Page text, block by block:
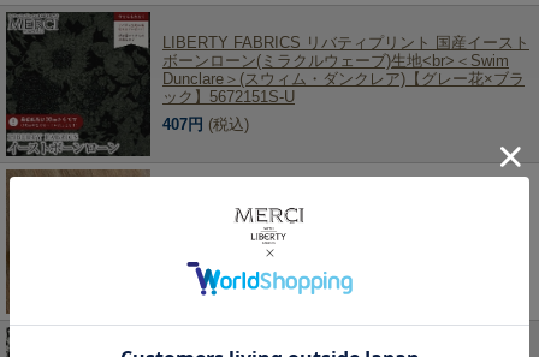
LIBERTY FABRICS リバティプリント 国産イースト
ボーンローン(ミラクルウェーブ)生地<br>＜Swim
Dunclare＞(スウィム・ダンクレア)【グレー花×ブラ
ック】5672151S-U
407円 (税込)
ルファベットチャームパーツ A～M 名入れ ※オリジ
ナルブレスレット・キーホルダーは別売りです
110円 (税込)